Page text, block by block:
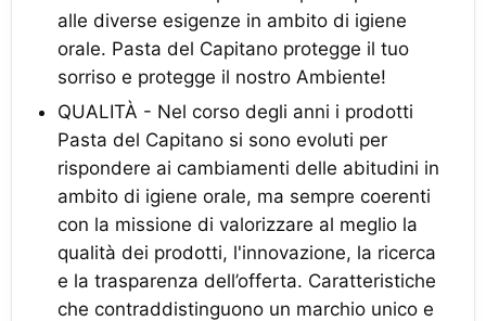
alle diverse esigenze in ambito di igiene
orale. Pasta del Capitano protegge il tuo
sorriso e protegge il nostro Ambiente!
QUALITÀ - Nel corso degli anni i prodotti
Pasta del Capitano si sono evoluti per
rispondere ai cambiamenti delle abitudini in
ambito di igiene orale, ma sempre coerenti
con la missione di valorizzare al meglio la
qualità dei prodotti, l'innovazione, la ricerca
e la trasparenza dell’offerta. Caratteristiche
che contraddistinguono un marchio unico e